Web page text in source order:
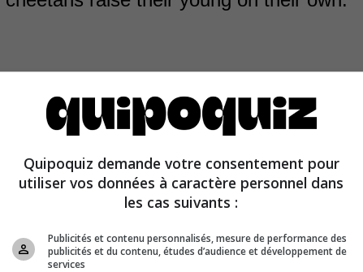
shortly after mating and are not present at the
Quipoquiz demande votre consentement pour
utiliser vos données à caractère personnel dans
les cas suivants :
Publicités et contenu personnalisés, mesure de performance des
publicités et du contenu, études d’audience et développement de
services